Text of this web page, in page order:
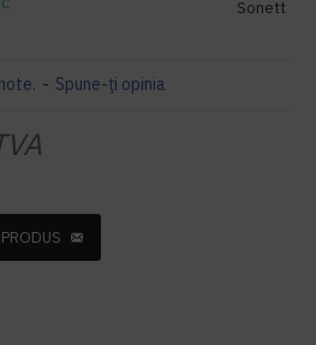
Sonett
- Spune-ţi opinia